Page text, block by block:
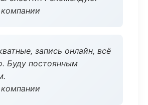
запись онлайн, всё
Буду постоянным